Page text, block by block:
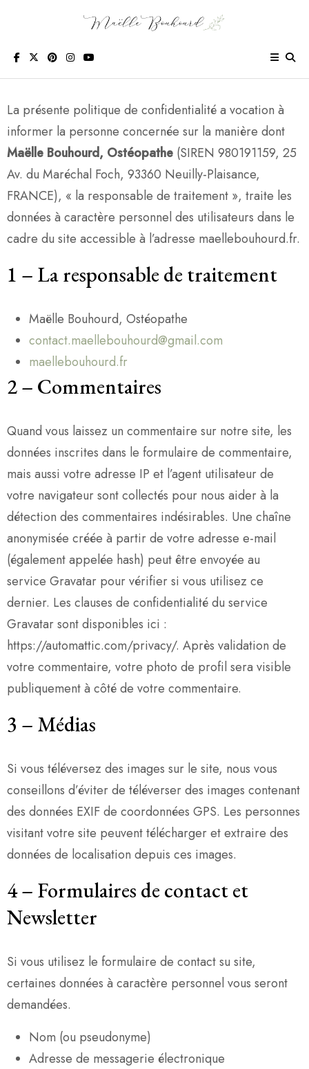
La présente politique de confidentialité a vocation à
informer la personne concernée sur la manière dont
Maëlle Bouhourd, Ostéopathe (SIREN 980191159, 25
Av. du Maréchal Foch, 93360 Neuilly-Plaisance,
FRANCE), « la responsable de traitement », traite les
données à caractère personnel des utilisateurs dans le
cadre du site accessible à l’adresse maellebouhourd.fr.
1 – La responsable de traitement
Maëlle Bouhourd, Ostéopathe
contact.maellebouhourd@gmail.com
maellebouhourd.fr
2– Commentaires
Quand vous laissez un commentaire sur notre site, les
données inscrites dans le formulaire de commentaire,
mais aussi votre adresse IP et l’agent utilisateur de
votre navigateur sont collectés pour nous aider à la
détection des commentaires indésirables. Une chaîne
anonymisée créée à partir de votre adresse e-mail
(également appelée hash) peut être envoyée au
service Gravatar pour vérifier si vous utilisez ce
dernier. Les clauses de confidentialité du service
Gravatar sont disponibles ici :
https://automattic.com/privacy/. Après validation de
votre commentaire, votre photo de profil sera visible
publiquement à côté de votre commentaire.
3 – Médias
Si vous téléversez des images sur le site, nous vous
conseillons d’éviter de téléverser des images contenant
des données EXIF de coordonnées GPS. Les personnes
visitant votre site peuvent télécharger et extraire des
données de localisation depuis ces images.
4– Formulaires de contact et
Newsletter
Si vous utilisez le formulaire de contact su site,
certaines données à caractère personnel vous seront
demandées.
Nom (ou pseudonyme)
Adresse de messagerie électronique